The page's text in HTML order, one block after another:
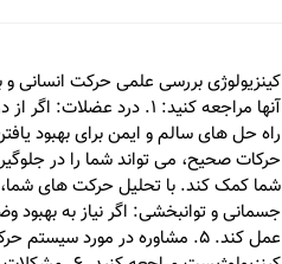
کینزیولوژی بررسی علمی حرکت انسانی
آنها مراجعه کنید: 1.
جسمانی و توانبخشی: اگر نیاز به
عمل کند. 5. مشاوره در مورد